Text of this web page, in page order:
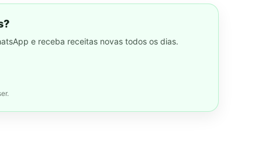
e receba receitas novas todos os dias.